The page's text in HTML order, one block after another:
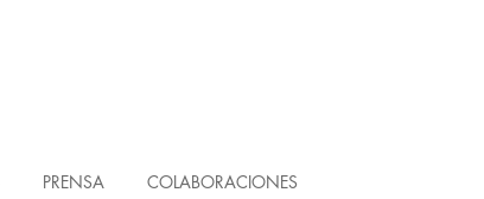
PRENSA COLABORACIONES